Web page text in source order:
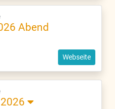
Abend
Webseite
2026